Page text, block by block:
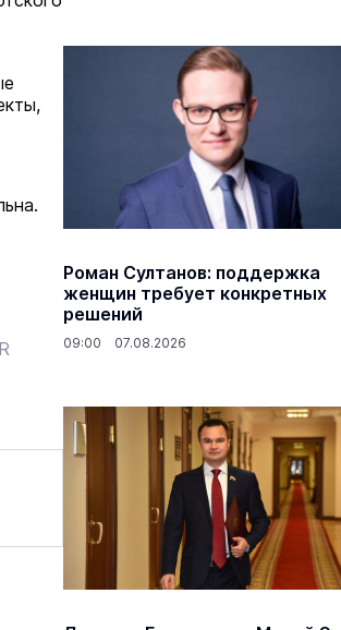
Роман Султанов: поддержка
женщин требует конкретных
решений
09:00 07.08.2026